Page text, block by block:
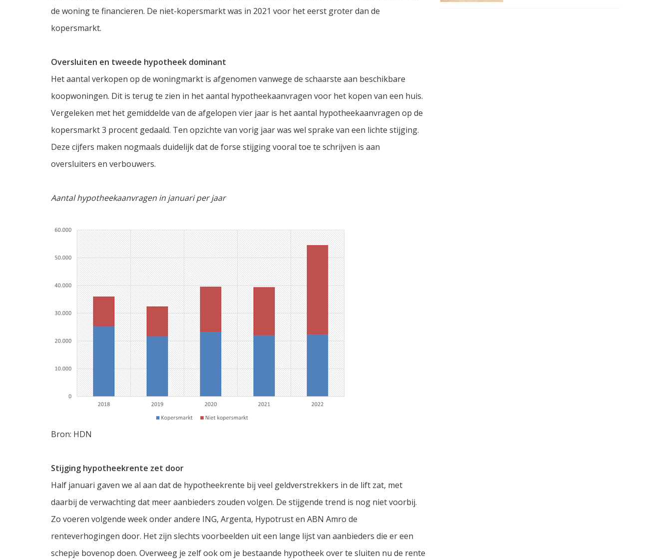
de woning te financieren. De niet-kopersmarkt was in 2021 voor het eerst groter dan de
kopersmarkt.
Oversluiten en tweede hypotheek dominant
Het aantal verkopen op de woningmarkt is afgenomen vanwege de schaarste aan beschikbare
koopwoningen. Dit is terug te zien in het aantal hypotheekaanvragen voor het kopen van een huis.
Vergeleken met het gemiddelde van de afgelopen vier jaar is het aantal hypotheekaanvragen op de
kopersmarkt 3 procent gedaald. Ten opzichte van vorig jaar was wel sprake van een lichte stijging.
Deze cijfers maken nogmaals duidelijk dat de forse stijging vooral toe te schrijven is aan
oversluiters en verbouwers.
Aantal hypotheekaanvragen in januari per jaar
Bron: HDN
Stijging hypotheekrente zet door
Half januari gaven we al aan dat de hypotheekrente bij veel geldverstrekkers in de lift zat, met
daarbij de verwachting dat meer aanbieders zouden volgen. De stijgende trend is nog niet voorbij.
Zo voeren volgende week onder andere ING, Argenta, Hypotrust en ABN Amro de
renteverhogingen door. Het zijn slechts voorbeelden uit een lange lijst van aanbieders die er een
schepje bovenop doen. Overweeg je zelf ook om je bestaande hypotheek over te sluiten nu de rente